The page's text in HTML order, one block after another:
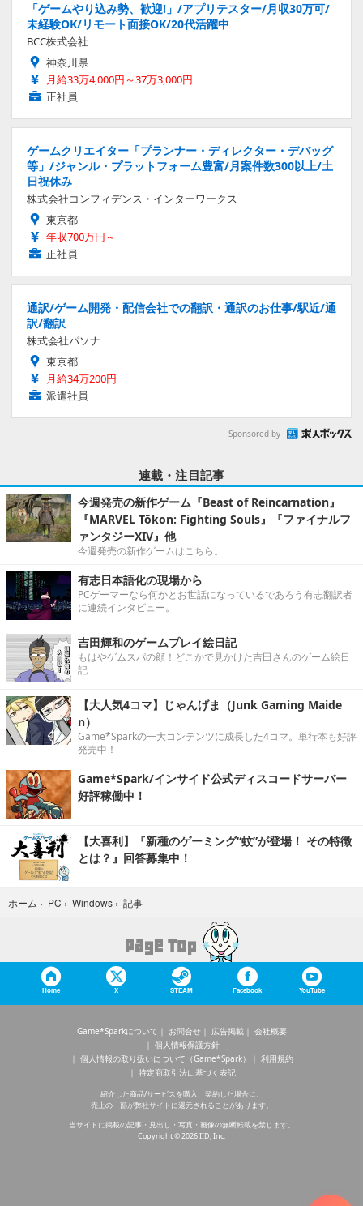
「ゲームやり込み勢、歓迎!」/アプリテスター/月収30万可/
未経験OK/リモート面接OK/20代活躍中
BCC株式会社
神奈川県
月給33万4,000円～37万3,000円
正社員
ゲームクリエイター「プランナー・ディレクター・デバッグ
等」/ジャンル・プラットフォーム豊富/月案件数300以上/土
日祝休み
株式会社コンフィデンス・インターワークス
東京都
年収700万円～
正社員
通訳/ゲーム開発・配信会社での翻訳・通訳のお仕事/駅近/通
訳/翻訳
株式会社パソナ
東京都
月給34万200円
派遣社員
Sponsored by
連載・注目記事
今週発売の新作ゲーム『Beast of Reincarnation』
『MARVEL Tōkon: Fighting Souls』『ファイナルフ
ァンタジーXIV』他
今週発売の新作ゲームはこちら。
有志日本語化の現場から
PCゲーマーなら何かとお世話になっているであろう有志翻訳者
に連続インタビュー。
吉田輝和のゲームプレイ絵日記
もはやゲムスパの顔！どこかで見かけた吉田さんのゲーム絵日
記
【大人気4コマ】じゃんげま（Junk Gaming Maide
n）
Game*Sparkの一大コンテンツに成長した4コマ。単行本も好評
発売中！
Game*Spark/インサイド公式ディスコードサーバー
好評稼働中！
【大喜利】『新種のゲーミング“蚊”が登場！ その特徴
とは？』回答募集中！
ホーム › PC › Windows › 記事
Home X STEAM Facebook YouTube
Game*Sparkについて お問合せ 広告掲載
会社概要
個人情報保護方針
個人情報の取り扱いについて（Game*Spark）
利用規約
特定商取引法に基づく表記
紹介した商品/サービスを購入、契約した場合に、
売上の一部が弊社サイトに還元されることがあります。
当サイトに掲載の記事・見出し・写真・画像の無断転載を禁じます。
Copyright © 2026 IID, Inc.